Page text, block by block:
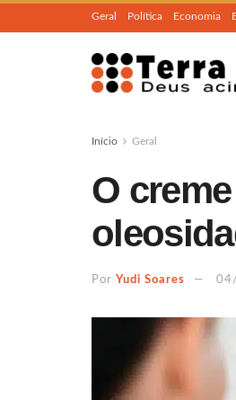
Geral Política Economia
Início Geral
O
Por Yudi Soares